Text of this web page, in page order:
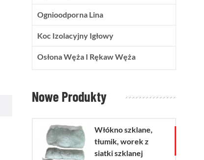
Ognioodporna Lina
Koc Izolacyjny Igłowy
Osłona Węża I Rękaw Węża
Nowe Produkty
Włókno szklane,
tłumik, worek z
siatki szklanej